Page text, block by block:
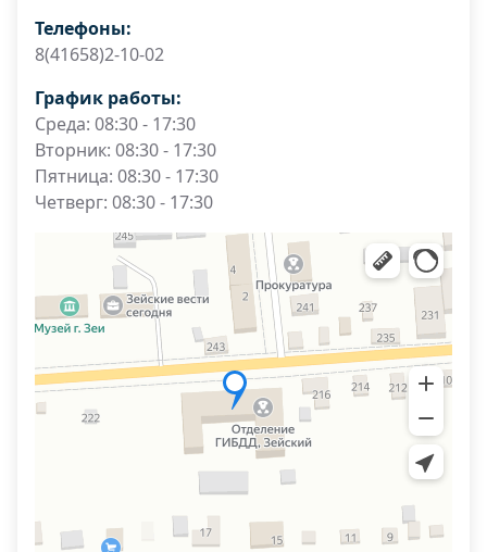
Телефоны:
8(41658)2-10-02
График работы:
Среда: 08:30 - 17:30
Вторник: 08:30 - 17:30
Пятница: 08:30 - 17:30
Четверг: 08:30 - 17:30